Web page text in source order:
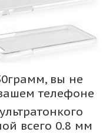
вы не
телефоне
всего 0.8 мм